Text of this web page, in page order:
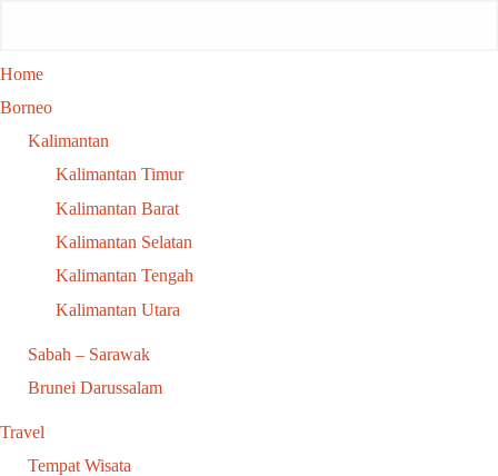
Home
Borneo
Kalimantan
Kalimantan Timur
Kalimantan Barat
Kalimantan Selatan
Kalimantan Tengah
Kalimantan Utara
Sabah – Sarawak
Brunei Darussalam
Travel
Tempat Wisata